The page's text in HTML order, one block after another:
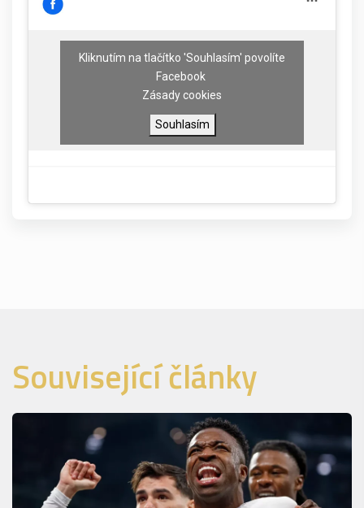
Kliknutím na tlačítko 'Souhlasím' povolíte
Facebook
Zásady cookies
Souhlasím
Související články